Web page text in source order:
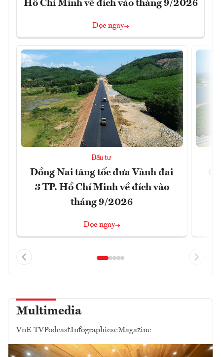
Hồ Chí Minh về đích vào tháng 9/2026
Đọc ngay
Đầu tư
Đồng Nai tăng tốc đưa Vành đai
3 TP. Hồ Chí Minh về đích vào
tháng 9/2026
Đọc ngay
Multimedia
VnE TVPodcastInfographicseMagazine